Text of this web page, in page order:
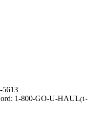
5613
1-800-GO-U-HAUL(1-